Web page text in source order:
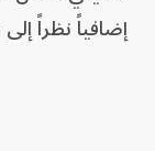
إضافياً نظراً